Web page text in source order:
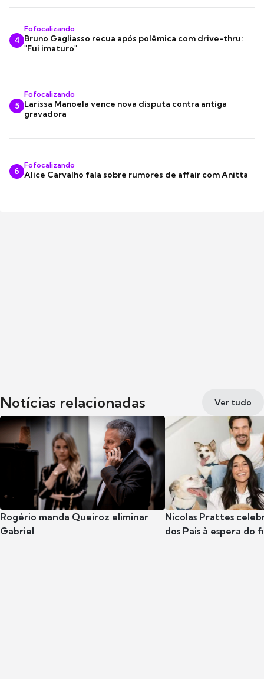
4
Fofocalizando
Bruno Gagliasso recua após polêmica com drive-thru:
"Fui imaturo"
5
Fofocalizando
Larissa Manoela vence nova disputa contra antiga
gravadora
6
Fofocalizando
Alice Carvalho fala sobre rumores de affair com Anitta
Notícias relacionadas Ver tudo
Rogério manda Queiroz eliminar
Gabriel
Nicolas Prattes
dos Pais à espera do